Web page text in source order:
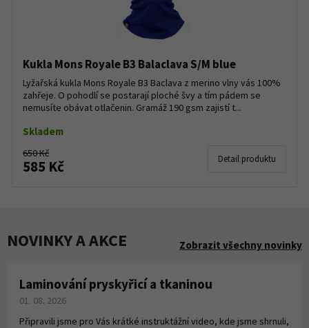
Kukla Mons Royale B3 Balaclava S/M blue
Lyžařská kukla Mons Royale B3 Baclava z merino vlny vás 100%
zahřeje. O pohodlí se postarají ploché švy a tím pádem se
nemusíte obávat otlačenin. Gramáž 190 gsm zajistí t...
Skladem
650 Kč
585 Kč Detail produktu
NOVINKY A AKCE Zobrazit všechny novinky
Laminování pryskyřicí a tkaninou
01. 08. 2026
Připravili jsme pro Vás krátké instruktážní video, kde jsme shrnuli,